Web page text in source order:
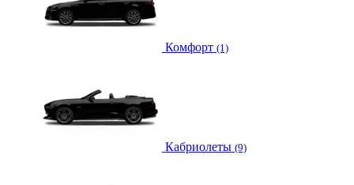
Комфорт (1)
Кабриолеты (9)